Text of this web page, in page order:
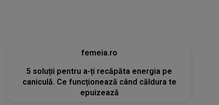
femeia.ro
5 soluții pentru a-ți recăpăta energia pe
caniculă. Ce funcționează când căldura te
epuizează